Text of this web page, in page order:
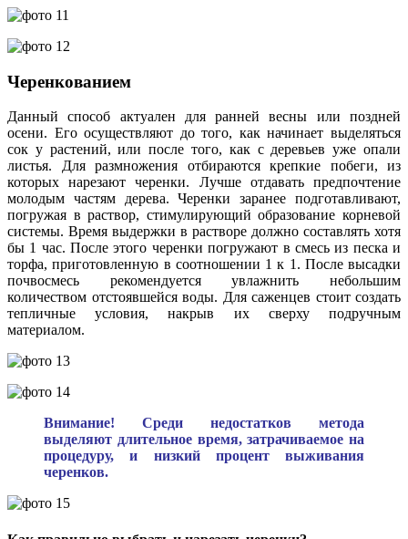
Черенкованием
Данный способ актуален для ранней весны или поздней
осени. Его осуществляют до того, как начинает выделяться
сок у растений, или после того, как с деревьев уже опали
листья. Для размножения отбираются крепкие побеги, из
которых нарезают черенки. Лучше отдавать предпочтение
молодым частям дерева. Черенки заранее подготавливают,
погружая в раствор, стимулирующий образование корневой
системы. Время выдержки в растворе должно составлять хотя
бы 1 час. После этого черенки погружают в смесь из песка и
торфа, приготовленную в соотношении 1 к 1. После высадки
почвосмесь рекомендуется увлажнить небольшим
количеством отстоявшейся воды. Для саженцев стоит создать
тепличные условия, накрыв их сверху подручным
материалом.
Внимание! Среди недостатков метода
выделяют длительное время, затрачиваемое на
процедуру, и низкий процент выживания
черенков.